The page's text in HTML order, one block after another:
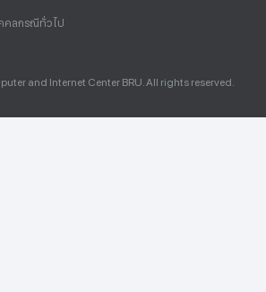
and Internet Center BRU. All rights reserved.
คลกรณีทั่วไป